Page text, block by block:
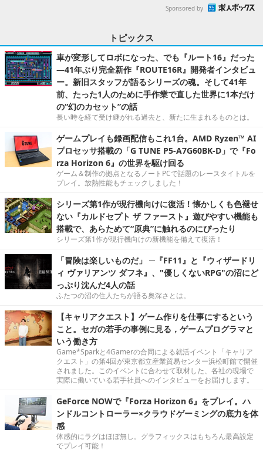
Sponsored by
トピックス
車が変形してロボになった、でも『ルート16』だった
―41年ぶり完全新作『ROUTE16R』開発者インタビュ
ー。新旧スタッフが語るシリーズの魂。そして41年
前、たった1人のために手作業で直した世界に1本だけ
の“幻のカセット”の話
長い時を経て受け継がれる過去と、新たに生まれるものとは。
ゲームプレイも録画配信もこれ1台。AMD Ryzen™ AI
プロセッサ搭載の「G TUNE P5-A7G60BK-D」で『Fo
rza Horizon 6』の世界を駆け回る
ゲーム＆制作の拠点となるノートPCで話題のレースタイトルを
プレイ。放熱性能もチェックしました！
シリーズ第1作が現行機向けに復活！懐かしくも色褪せ
ない『カルドセプト ザ ファースト』遊びやすい機能も
搭載で、あらためて“原典”に触れるのにぴったり
シリーズ第1作が現行機向けの新機能を備えて復活！
「冒険は楽しいものだ」 ─『FF11』と『ウィザードリ
ィ ヴァリアンツ ダフネ』、"優しくないRPG"の沼にど
っぷり沈んだ4人の話
ふたつの沼の住人たちが語る奥深さとは。
【キャリアクエスト】ゲーム作りを仕事にするという
こと。セガの若手の事例に見る，ゲームプログラマと
いう働き方
Game*Sparkと4Gamerの合同による就活イベント「キャリア
クエスト」の第4回が東京都立産業貿易センター浜松町館で開催
されました。このイベントに合わせて取材した、各社の現場で
実際に働いている若手社員へのインタビューをお届けします。
GeForce NOWで『Forza Horizon 6』をプレイ。ハ
ンドルコントローラー×クラウドゲーミングの底力を体
感
体感的にラグはほぼ無し。グラフィックスはもちろん最高設定
でプレイ可能！